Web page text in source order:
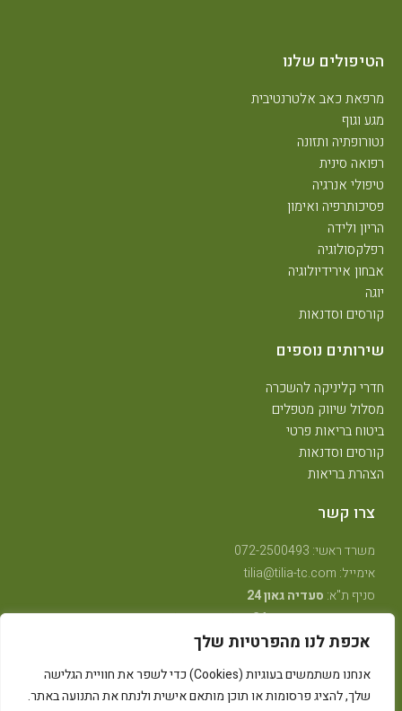
אכפת לנו מהפרטיות שלך
אנחנו משתמשים בעוגיות (Cookies) כדי לשפר את חוויית הגלישה
שלך, להציג פרסומות או תוכן מותאם אישית ולנתח את התנועה באתר.
הטיפולים שלנו
מרפאת כאב אלטרנטיבית
מגע וגוף
נטורופתיה ותזונה
רפואה סינית
טיפולי אנרגיה
פסיכותרפיה ואימון
הריון ולידה
רפלקסולוגיה
אבחון אירידיולוגיה
יוגה
קורסים וסדנאות
שירותים נוספים
חדרי קליניקה להשכרה
מסלול שיווק מטפלים
ביטוח בריאות פרטי
קורסים וסדנאות
הצהרת בריאות
צרו קשר
משרד ראשי: 072-2500493
אימייל: tilia@tilia-tc.com
סניף ת"א: סעדיה גאון 24
סניף רמת גן:בן גוריון 24, קליניקה טיפולית.
סניף חיפה:טשרניחובסקי 35
(בנין אסטרא) קומה 3.
סניף קיבוץ אלונים:ליד מרכז אלון(בבית הדורות)